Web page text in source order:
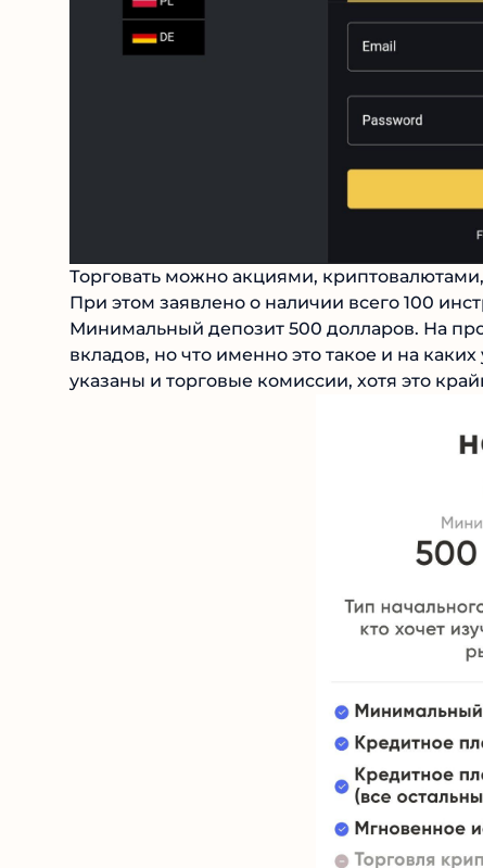
Торговать можно акциями,
При этом заявлено о наличии всего 100
Минимальный депозит 500 долларов. На
вкладов, но что именно это такое и на
указаны и торговые комиссии, хотя это